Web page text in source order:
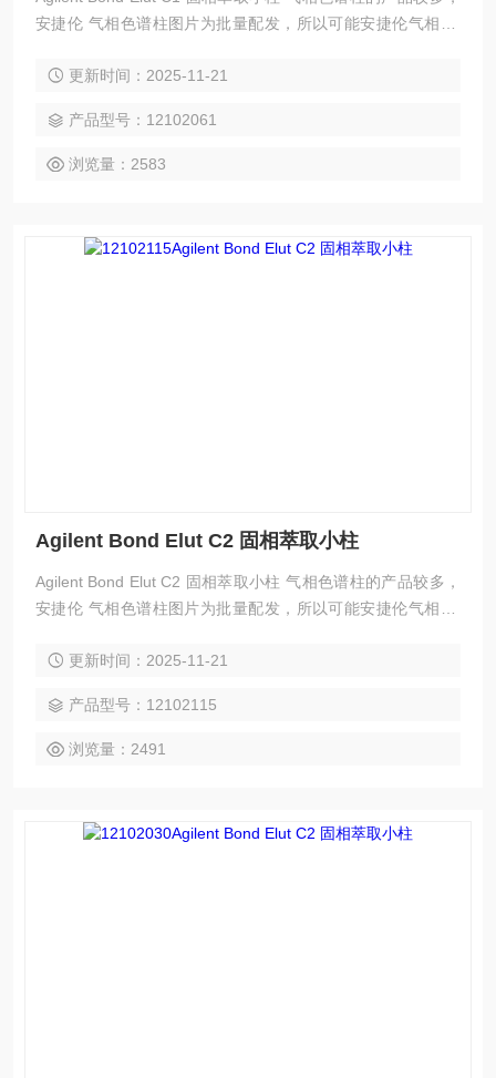
安捷伦 气相色谱柱图片为批量配发，所以可能安捷伦气相 色
更新时间：2025-11-21
产品型号：12102061
浏览量：2583
Agilent Bond Elut C2 固相萃取小柱
Agilent Bond Elut C2 固相萃取小柱 气相色谱柱的产品较多，
安捷伦 气相色谱柱图片为批量配发，所以可能安捷伦气相 色
更新时间：2025-11-21
产品型号：12102115
浏览量：2491